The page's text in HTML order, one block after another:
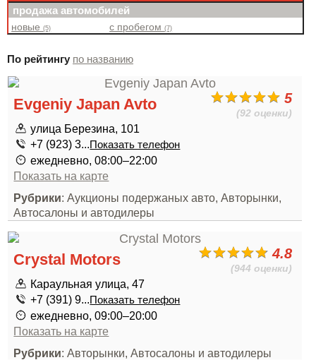
продажа автомобилей
новые(5) с пробегом(7)
По рейтингу по названию
5
(92 оценки)
Evgeniy Japan Avto
улица Березина, 101
+7 (923) 3...Показать телефон
ежедневно, 08:00–22:00
Показать на карте
Рубрики: Аукционы подержаных авто, Авторынки,
Автосалоны и автодилеры
4.8
(944 оценки)
Crystal Motors
Караульная улица, 47
+7 (391) 9...Показать телефон
ежедневно, 09:00–20:00
Показать на карте
Рубрики: Авторынки, Автосалоны и автодилеры